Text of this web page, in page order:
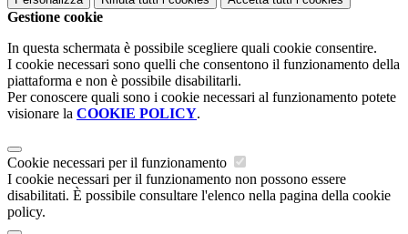
Gestione cookie
In questa schermata è possibile scegliere quali cookie consentire.
I cookie necessari sono quelli che consentono il funzionamento della
piattaforma e non è possibile disabilitarli.
Per conoscere quali sono i cookie necessari al funzionamento potete
visionare la COOKIE POLICY.
Cookie necessari per il funzionamento
I cookie necessari per il funzionamento non possono essere
disabilitati. È possibile consultare l'elenco nella pagina della cookie
policy.